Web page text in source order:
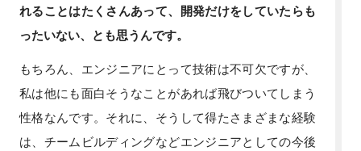
れることはたくさんあって、開発だけをしていたらも
ったいない、とも思うんです。
もちろん、エンジニアにとって技術は不可欠ですが、
私は他にも面白そうなことがあれば飛びついてしまう
性格なんです。それに、そうして得たさまざまな経験
は、チームビルディングなどエンジニアとしての今後